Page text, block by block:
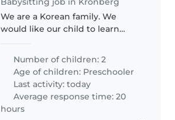
We are a Korean family. We
would like our child to learn
naturally pick up the language
through activities like reading
and playing.
Number of children: 2
Age of children: Preschooler
Last activity: today
Average response time: 20
hours